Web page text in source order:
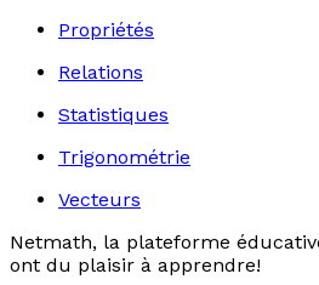
Propriétés
Relations
Statistiques
Trigonométrie
Vecteurs
Netmath, la plateforme
ont du plaisir à apprendre!